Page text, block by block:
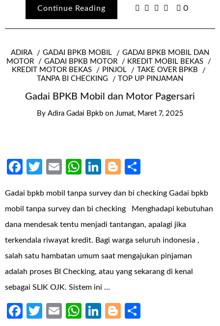
Continue Reading 0
ADIRA GADAI BPKB MOBIL
GADAI BPKB MOBIL DAN
MOTOR
GADAI BPKB MOTOR
KREDIT MOBIL BEKAS
KREDIT MOTOR BEKAS
PINJOL
TAKE OVER BPKB
TANPA BI CHECKING
TOP UP PINJAMAN
Gadai BPKB Mobil dan Motor Pagersari
By Adira Gadai Bpkb on Jumat, Maret 7, 2025
Facebook
Twitter
EmailWhatsApp
LinkedIn
Blogger
Gadai bpkb mobil tanpa survey dan bi checking Gadai bpkb
mobil tanpa survey dan bi checking Menghadapi kebutuhan
dana mendesak tentu menjadi tantangan, apalagi jika
terkendala riwayat kredit. Bagi warga seluruh indonesia ,
salah satu hambatan umum saat mengajukan pinjaman
adalah proses BI Checking, atau yang sekarang di kenal
sebagai SLIK OJK. Sistem ini …
Facebook
Twitter
EmailWhatsApp
LinkedIn
Blogger